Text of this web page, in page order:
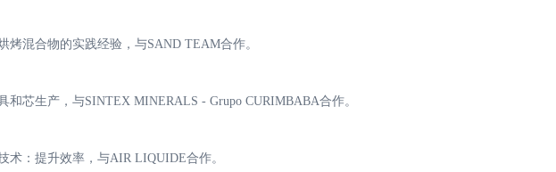
烤混合物的实践经验，与SAND TEAM合作。
和芯生产，与SINTEX MINERALS - Grupo CURIMBABA合作。
术：提升效率，与AIR LIQUIDE合作。